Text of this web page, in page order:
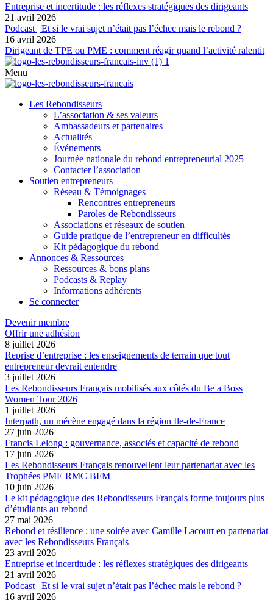
Entreprise et incertitude : les réflexes stratégiques des dirigeants
21 avril 2026
Podcast | Et si le vrai sujet n’était pas l’échec mais le rebond ?
16 avril 2026
Dirigeant de TPE ou PME : comment réagir quand l’activité ralentit
Menu
Les Rebondisseurs
L’association & ses valeurs
Ambassadeurs et partenaires
Actualités
Événements
Journée nationale du rebond entrepreneurial 2025
Contacter l’association
Soutien entrepreneurs
Réseau & Témoignages
Rencontres entrepreneurs
Paroles de Rebondisseurs
Associations et réseaux de soutien
Guide pratique de l’entrepreneur en difficultés
Kit pédagogique du rebond
Annonces & Ressources
Ressources & bons plans
Podcasts & Replay
Informations adhérents
Se connecter
Devenir membre
Offrir une adhésion
8 juillet 2026
Reprise d’entreprise : les enseignements de terrain que tout
entrepreneur devrait entendre
3 juillet 2026
Les Rebondisseurs Français mobilisés aux côtés du Be a Boss
Women Tour 2026
1 juillet 2026
Interpath, un mécène engagé dans la région Ile-de-France
27 juin 2026
Francis Lelong : gouvernance, associés et capacité de rebond
17 juin 2026
Les Rebondisseurs Français renouvellent leur partenariat avec les
Trophées PME RMC BFM
10 juin 2026
Le kit pédagogique des Rebondisseurs Français forme toujours plus
d’étudiants au rebond
27 mai 2026
Rebond et résilience : une soirée avec Camille Lacourt en partenariat
avec les Rebondisseurs Français
23 avril 2026
Entreprise et incertitude : les réflexes stratégiques des dirigeants
21 avril 2026
Podcast | Et si le vrai sujet n’était pas l’échec mais le rebond ?
16 avril 2026